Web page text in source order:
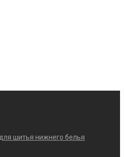
шитья нижнего белья